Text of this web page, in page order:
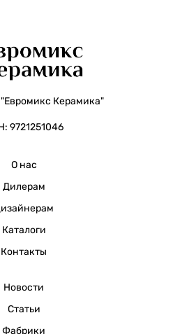
Керамика"
9721251046
О нас
Дилерам
Каталоги
Контакты
Новости
Статьи
Фабрики